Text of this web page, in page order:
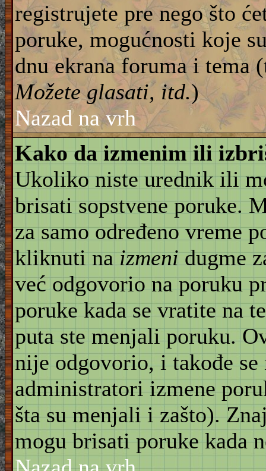
registrujete pre nego što
poruke, mogućnosti koje
dnu ekrana foruma i tema
Možete glasati, itd.)
Nazad na vrh
Kako da izmenim ili
Ukoliko niste urednik ili
brisati sopstvene poruke.
za samo određeno vreme
kliknuti naizmenidugme
već odgovorio na poruku
poruke kada se vratite na
puta ste menjali poruku.
nije odgovorio, i takođe
administratori izmene
šta su menjali i zašto).
mogu brisati poruke kada